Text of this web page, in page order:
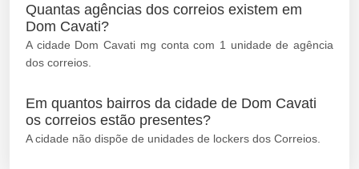
Quantas agências dos correios existem em
Dom Cavati?
A cidade Dom Cavati mg conta com 1 unidade de agência
dos correios.
Em quantos bairros da cidade de Dom Cavati
os correios estão presentes?
A cidade não dispõe de unidades de lockers dos Correios.